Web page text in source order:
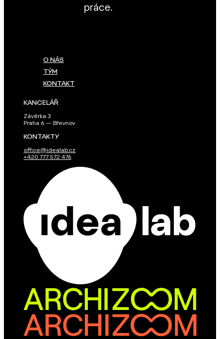
práce.
O NÁS
TÝM
KONTAKT
KANCELÁŘ
Závěrka 3
Praha 6 — Břevnov
KONTAKTY
office@idealab.cz
+420 777 572 476